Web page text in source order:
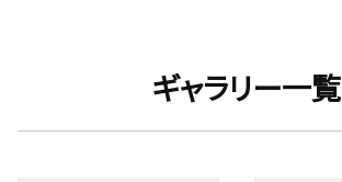
ギャラリー一覧